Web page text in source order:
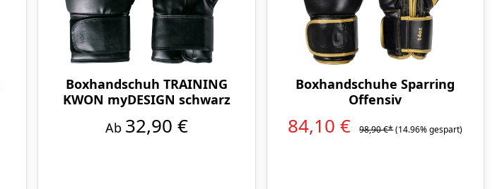
Boxhandschuh TRAINING
KWON myDESIGN schwarz
Ab 32,90 €
Boxhandschuhe Sparring
Offensiv
84,10 € 98,90 €*(14.96% gespart)